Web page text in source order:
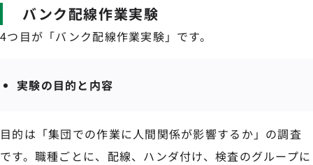
バンク配線作業実験
4つ目が「バンク配線作業実験」です。
実験の目的と内容
目的は「集団での作業に人間関係が影響するか」の調査
です。職種ごとに、配線、ハンダ付け、検査のグループに